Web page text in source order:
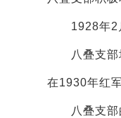
1928年2月
八叠支部培
在1930年红
八叠支部的